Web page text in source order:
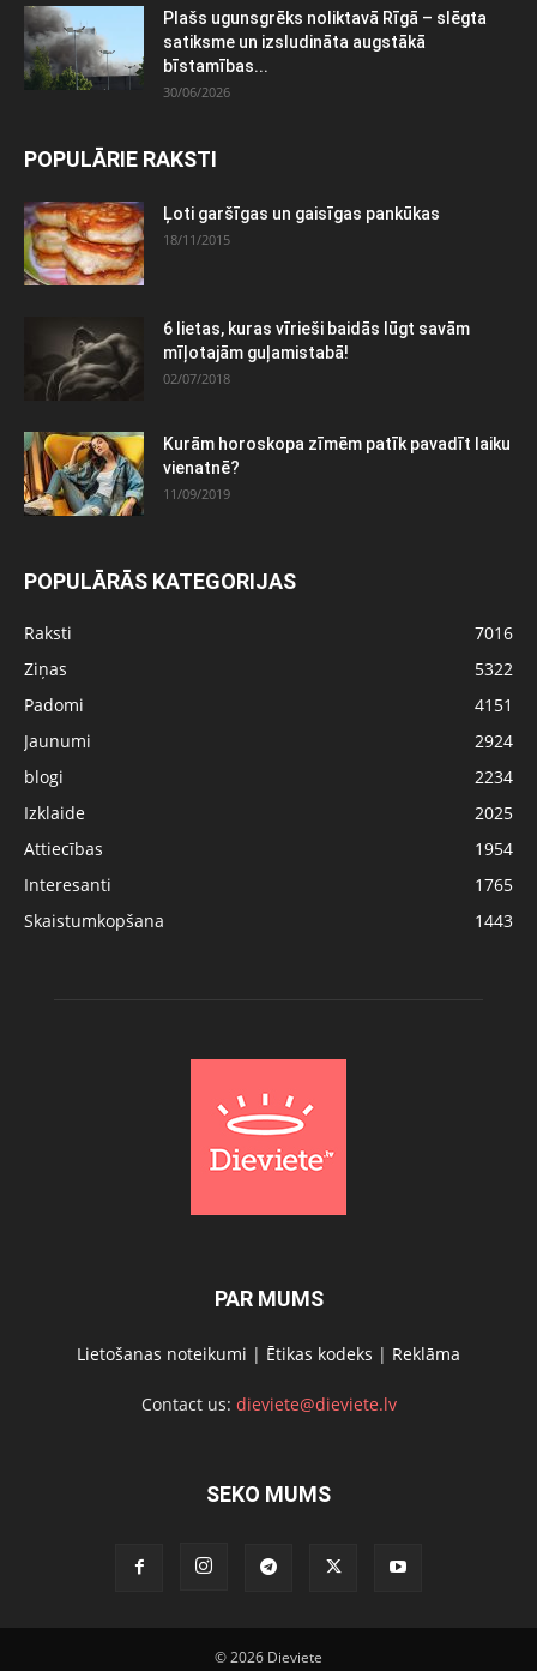
Plašs ugunsgrēks noliktavā Rīgā – slēgta
satiksme un izsludināta augstākā
bīstamības...
30/06/2026
POPULĀRIE RAKSTI
Ļoti garšīgas un gaisīgas pankūkas
18/11/2015
6 lietas, kuras vīrieši baidās lūgt savām
mīļotajām guļamistabā!
02/07/2018
Kurām horoskopa zīmēm patīk pavadīt laiku
vienatnē?
11/09/2019
POPULĀRĀS KATEGORIJAS
Raksti
7016
Ziņas
5322
Padomi
4151
Jaunumi
2924
blogi
2234
Izklaide
2025
Attiecības
1954
Interesanti
1765
Skaistumkopšana
1443
PAR MUMS
Lietošanas noteikumi | Ētikas kodeks | Reklāma
Contact us: dieviete@dieviete.lv
SEKO MUMS
© 2026 Dieviete